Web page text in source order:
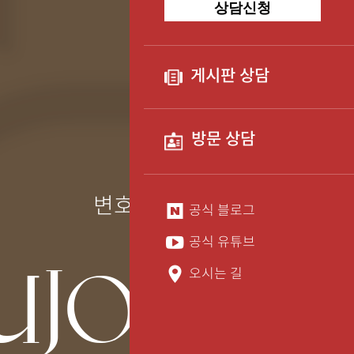
상담신청
게시판 상담
방문 상담
공식 블로그
공식 유튜브
오시는 길
변호사 장유종